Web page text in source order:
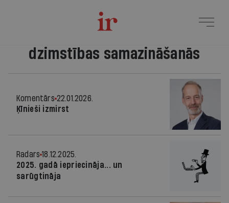
dzimstības samazināšanās
Komentārs 22.01.2026.
Ķīnieši izmirst
Radars 18.12.2025.
2025. gadā iepriecināja... un
sarūgtināja